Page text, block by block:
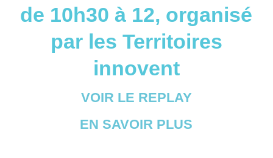
de 10h30 à 12, organisé
par les Territoires
innovent
VOIR LE REPLAY
EN SAVOIR PLUS